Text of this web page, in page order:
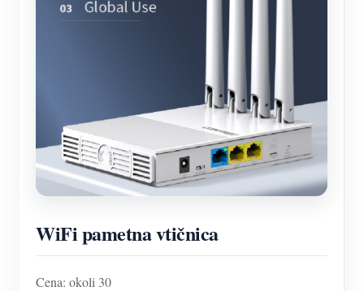
WiFi pametna vtičnica
Cena: okoli 30